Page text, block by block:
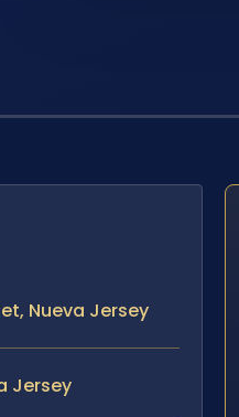
Nueva Jersey
Jersey